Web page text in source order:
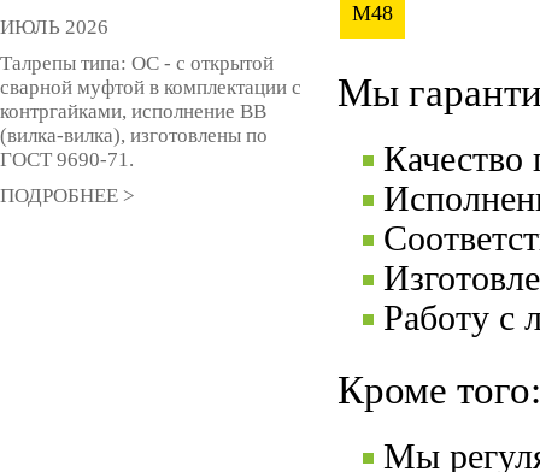
M48
Мы
Качество
Работу с
Кроме того:
Мы
ИЮЛЬ 2026
Талрепы типа: ОС - с открытой
сварной муфтой в комплектации с
контргайками, исполнение ВВ
(вилка-вилка), изготовлены по
ГОСТ 9690-71.
ПОДРОБНЕЕ >